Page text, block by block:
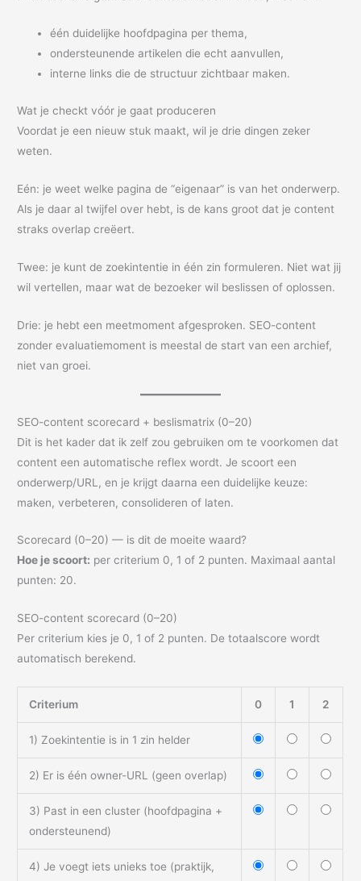
één duidelijke hoofdpagina per thema,
ondersteunende artikelen die echt aanvullen,
interne links die de structuur zichtbaar maken.
Wat je checkt vóór je gaat produceren
Voordat je een nieuw stuk maakt, wil je drie dingen zeker
weten.
Eén: je weet welke pagina de “eigenaar” is van het onderwerp.
Als je daar al twijfel over hebt, is de kans groot dat je content
straks overlap creëert.
Twee: je kunt de zoekintentie in één zin formuleren. Niet wat jij
wil vertellen, maar wat de bezoeker wil beslissen of oplossen.
Drie: je hebt een meetmoment afgesproken. SEO-content
zonder evaluatiemoment is meestal de start van een archief,
niet van groei.
SEO-content scorecard + beslismatrix (0–20)
Dit is het kader dat ik zelf zou gebruiken om te voorkomen dat
content een automatische reflex wordt. Je scoort een
onderwerp/URL, en je krijgt daarna een duidelijke keuze:
maken, verbeteren, consolideren of laten.
Scorecard (0–20) — is dit de moeite waard?
Hoe je scoort: per criterium 0, 1 of 2 punten. Maximaal aantal
punten: 20.
SEO-content scorecard (0–20)
Per criterium kies je 0, 1 of 2 punten. De totaalscore wordt
automatisch berekend.
Criterium 0 1 2
1) Zoekintentie is in 1 zin helder
2) Er is één owner-URL (geen overlap)
3) Past in een cluster (hoofdpagina +
ondersteunend)
4) Je voegt iets unieks toe (praktijk,